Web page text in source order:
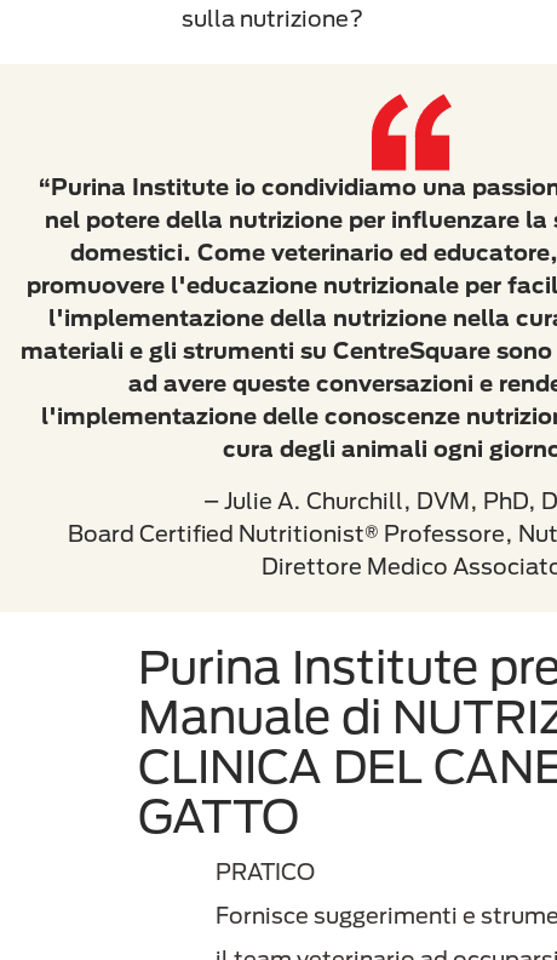
sulla nutrizione?
“Purina Institute io condividiamo una
nel potere della nutrizione per influenzare
domestici. Come veterinario ed
promuovere l'educazione nutrizionale per
l'implementazione della nutrizione nella
materiali e gli strumenti su CentreSquare
ad avere queste conversazioni e
l'implementazione delle conoscenze
cura degli animali ogni
– Julie A. Churchill, DVM, PhD,
Board Certified Nutritionist® Professore,
Direttore Medico
Purina Institute
Manuale di
CLINICA DEL
GATTO
PRATICO
Fornisce suggerimenti e